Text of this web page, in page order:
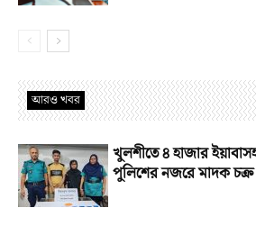
আরও খবর
খুলশীতে ৪ হাজার ইয়াবাসহ
পুলিশের নজরে মাদক চক্র